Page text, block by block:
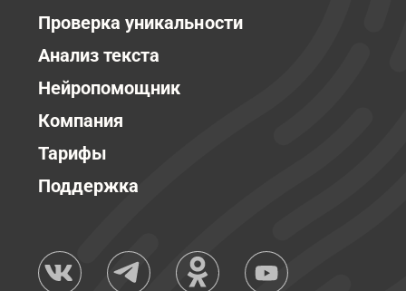
Проверка уникальности
Анализ текста
Нейропомощник
Компания
Тарифы
Поддержка